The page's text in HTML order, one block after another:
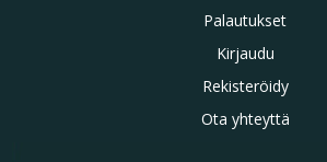
Palautukset
Kirjaudu
Rekisteröidy
Ota yhteyttä